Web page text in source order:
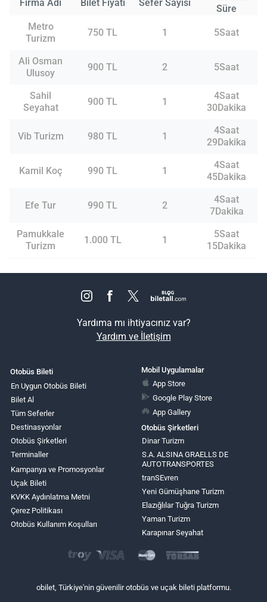
Firma Adı Bilet Fiyatı Sefer Sayısı
Süre
Metro
Turizm
750 TL 1 5Saat
Ali Osman
Ulusoy
900 TL 2 5Saat
Sahil
Seyahat
900 TL 1
4Saat
30Dakika
Vib Turizm 980 TL 1
4Saat
29Dakika
Kamil Koç 990 TL 1
4Saat
45Dakika
Efe Tur 990 TL 2
4Saat
7Dakika
Pamukkale
Turizm
1.000 TL 1
5Saat
15Dakika
Yardıma mı ihtiyacınız var?
Yardım ve İletişim
Otobüs Bileti
En Uygun Otobüs Bileti
Bilet Al
Tüm Seferler
Destinasyonlar
Otobüs Şirketleri
Terminaller
Kampanya ve Promosyonlar
Uçak Bileti
KVKK Aydınlatma Metni
Çerez Politikası
Otobüs Kullanım Koşulları
Mobil Uygulamalar
App Store
Google Play Store
App Gallery
Otobüs Şirketleri
Dinar Turizm
S.A. ALSINA GRAELLS DE
AUTOTRANSPORTES
tranSEvren
Yeni Gümüşhane Turizm
Elazığlılar Tuğra Turizm
Yaman Turizm
Karapınar Seyahat
obilet, Türkiye'nin güvenilir otobüs ve uçak bileti platformu.